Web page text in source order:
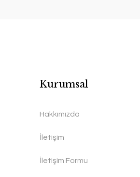
Kurumsal
Hakkımızda
İletişim
İletişim Formu